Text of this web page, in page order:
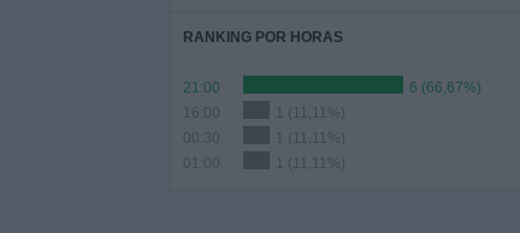
RANKING POR HORAS
21:00
6 (66,67%)
16:00
1 (11,11%)
00:30
1 (11,11%)
1 (11,11%)